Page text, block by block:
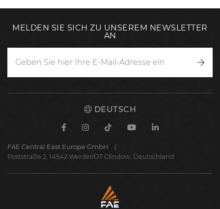
MELDEN SIE SICH ZU UNSEREM NEWSLETTER
AN
DEUTSCH
FacebookInstagram
TikTokYoutubeLinkedin
FAE Central East Europe GmbH
Poststraße 2, 14542 Werder/OT Glindow, Deutschland
FAE